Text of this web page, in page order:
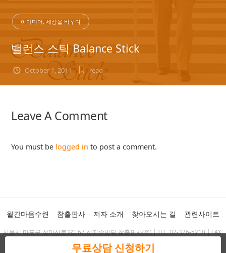
아이디어, 세상을 바꾸다
밸런스 스틱 Balance Stick
October 1, 2011 read
Leave A Comment
You must be logged in to post a comment.
무료상담 신청하기
월간마음수련 참출판사 저자 소개 찾아오시는 길 관련사이트
서울시 마포구 성미산로3길 67 천지수빌딩 참출판사(주) | TEL. 02-326-5210 | FAX.
Copyright 2011 Cham Publishing Corp. ALL RIGHTS RESERVED.